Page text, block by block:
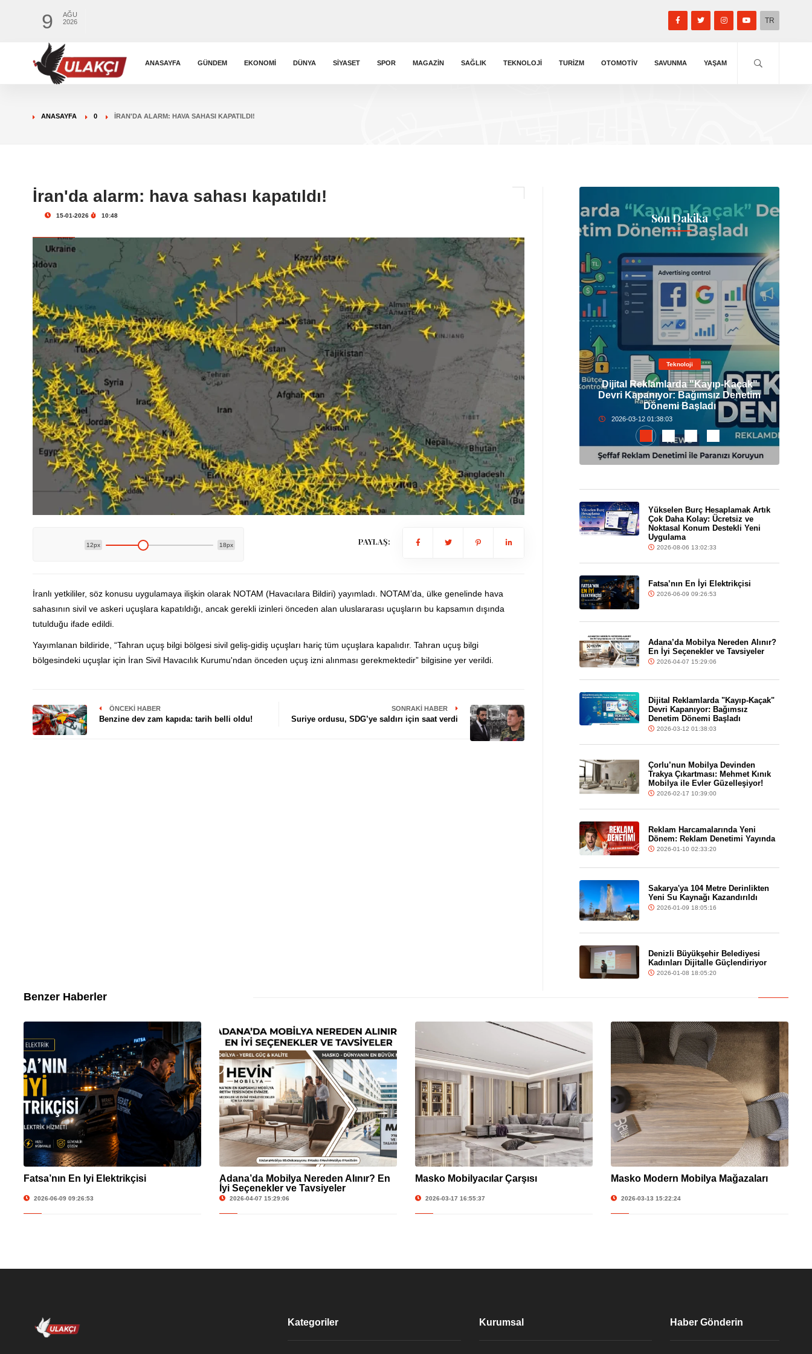
9
AĞU
2026
TR
ANASAYFA GÜNDEM EKONOMI DÜNYA SIYASET SPOR MAGAZIN SAĞLIK TEKNOLOJI TURIZM OTOMOTIV SAVUNMA YAŞAM
ANASAYFA 0 İRAN'DA ALARM: HAVA SAHASI KAPATILDI!
İran'da alarm: hava sahası kapatıldı!
15-01-2026 10:48
12px 18px PAYLAŞ:
İranlı yetkililer, söz konusu uygulamaya ilişkin olarak NOTAM (Havacılara Bildiri) yayımladı. NOTAM’da, ülke genelinde hava
sahasının sivil ve askeri uçuşlara kapatıldığı, ancak gerekli izinleri önceden alan uluslararası uçuşların bu kapsamın dışında
tutulduğu ifade edildi.
Yayımlanan bildiride, “Tahran uçuş bilgi bölgesi sivil geliş-gidiş uçuşları hariç tüm uçuşlara kapalıdır. Tahran uçuş bilgi
bölgesindeki uçuşlar için İran Sivil Havacılık Kurumu'ndan önceden uçuş izni alınması gerekmektedir” bilgisine yer verildi.
ÖNCEKI HABER
Benzine dev zam kapıda: tarih belli oldu!
SONRAKI HABER
Suriye ordusu, SDG’ye saldırı için saat verdi
Son Dakika
Gündem
Benzine dev zam kapıda: tarih belli
2026-01-15 10:43:48
Teknoloji
Dijital Reklamlarda "Kayıp-Kaçak"
Devri Kapanıyor: Bağımsız Denetim
Dönemi Başladı
2026-03-12 01:38:03
Yükselen Burç Hesaplamak Artık
Çok Daha Kolay: Ücretsiz ve
Noktasal Konum Destekli Yeni
Uygulama
2026-08-06 13:02:33
Fatsa’nın En İyi Elektrikçisi
2026-06-09 09:26:53
Adana’da Mobilya Nereden Alınır?
En İyi Seçenekler ve Tavsiyeler
2026-04-07 15:29:06
Dijital Reklamlarda "Kayıp-Kaçak"
Devri Kapanıyor: Bağımsız
Denetim Dönemi Başladı
2026-03-12 01:38:03
Çorlu’nun Mobilya Devinden
Trakya Çıkartması: Mehmet Kınık
Mobilya ile Evler Güzelleşiyor!
2026-02-17 10:39:00
Reklam Harcamalarında Yeni
Dönem: Reklam Denetimi Yayında
2026-01-10 02:33:20
Sakarya'ya 104 Metre Derinlikten
Yeni Su Kaynağı Kazandırıldı
2026-01-09 18:05:16
Denizli Büyükşehir Belediyesi
Kadınları Dijitalle Güçlendiriyor
2026-01-08 18:05:20
Benzer Haberler
Fatsa’nın En İyi Elektrikçisi
2026-06-09 09:26:53
Adana’da Mobilya Nereden Alınır? En
İyi Seçenekler ve Tavsiyeler
2026-04-07 15:29:06
Masko Mobilyacılar Çarşısı
2026-03-17 16:55:37
Masko Modern Mobilya Mağazaları
2026-03-13 15:22:24
Kategoriler Kurumsal Haber Gönderin